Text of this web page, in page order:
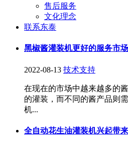
售后服务
文化理念
联系东泰
黑椒酱灌装机更好的服务市
2022-08-13 技术支持
在现在的市场中越来越多的
的灌装，而不同的酱产品则
机...
全自动花生油灌装机兴起带